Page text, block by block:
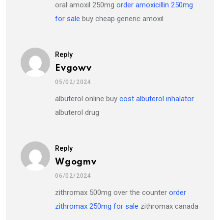
oral amoxil 250mg order amoxicillin 250mg
for sale buy cheap generic amoxil
Reply
Evgowv
05/02/2024
albuterol online buy cost albuterol inhalator
albuterol drug
Reply
Wgogmv
06/02/2024
zithromax 500mg over the counter order
zithromax 250mg for sale zithromax canada